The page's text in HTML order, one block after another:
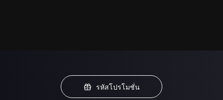
รหัสโปรโมชั่น